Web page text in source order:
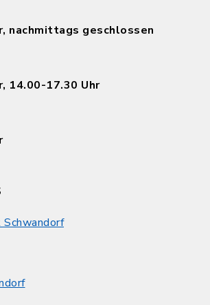
nachmittags geschlossen
14.00-17.30 Uhr